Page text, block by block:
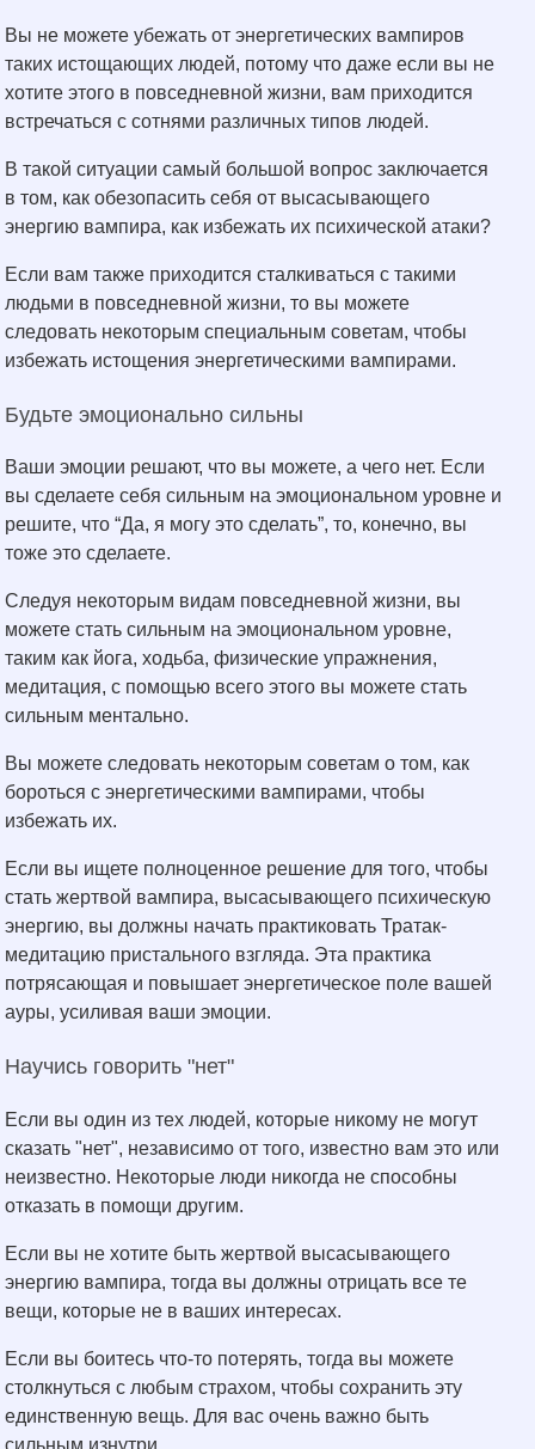
Вы не можете убежать от энергетических вампиров
таких истощающих людей, потому что даже если вы не
хотите этого в повседневной жизни, вам приходится
встречаться с сотнями различных типов людей.
В такой ситуации самый большой вопрос заключается
в том, как обезопасить себя от высасывающего
энергию вампира, как избежать их психической атаки?
Если вам также приходится сталкиваться с такими
людьми в повседневной жизни, то вы можете
следовать некоторым специальным советам, чтобы
избежать истощения энергетическими вампирами.
Будьте эмоционально сильны
Ваши эмоции решают, что вы можете, а чего нет. Если
вы сделаете себя сильным на эмоциональном уровне и
решите, что “Да, я могу это сделать”, то, конечно, вы
тоже это сделаете.
Следуя некоторым видам повседневной жизни, вы
можете стать сильным на эмоциональном уровне,
таким как йога, ходьба, физические упражнения,
медитация, с помощью всего этого вы можете стать
сильным ментально.
Вы можете следовать некоторым советам о том, как
бороться с энергетическими вампирами, чтобы
избежать их.
Если вы ищете полноценное решение для того, чтобы
стать жертвой вампира, высасывающего психическую
энергию, вы должны начать практиковать Тратак-
медитацию пристального взгляда. Эта практика
потрясающая и повышает энергетическое поле вашей
ауры, усиливая ваши эмоции.
Научись говорить "нет"
Если вы один из тех людей, которые никому не могут
сказать "нет", независимо от того, известно вам это или
неизвестно. Некоторые люди никогда не способны
отказать в помощи другим.
Если вы не хотите быть жертвой высасывающего
энергию вампира, тогда вы должны отрицать все те
вещи, которые не в ваших интересах.
Если вы боитесь что-то потерять, тогда вы можете
столкнуться с любым страхом, чтобы сохранить эту
единственную вещь. Для вас очень важно быть